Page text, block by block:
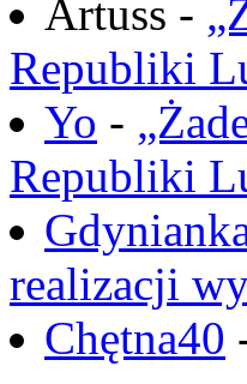
Artuss -
Republiki
Yo -
Republiki
realizacji
Chętna40